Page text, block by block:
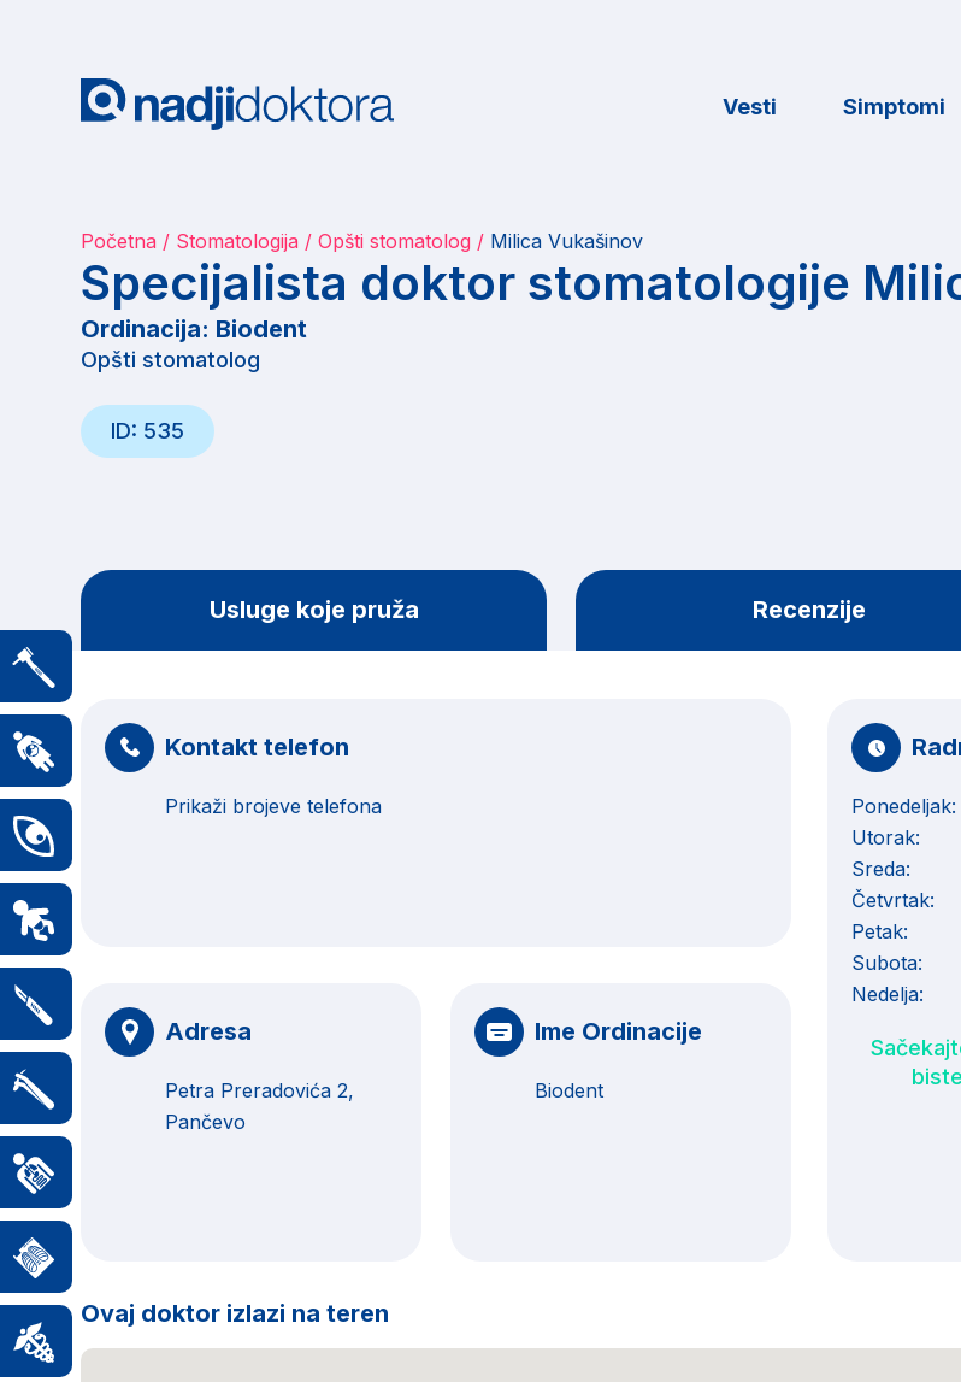
Vesti Simptomi
Početna Stomatologija Opšti stomatolog Milica Vukašinov
Specijalista doktor stomatologije
Ordinacija: Biodent
Opšti stomatolog
ID: 535
Usluge koje pruža Recenzije
Kontakt telefon
Prikaži brojeve telefona
Adresa
Petra Preradovića 2,
Pančevo
Ime Ordinacije
Biodent
Ponedeljak:
Utorak:
Sreda:
Četvrtak:
Petak:
Subota:
Nedelja:
Ovaj doktor izlazi na teren